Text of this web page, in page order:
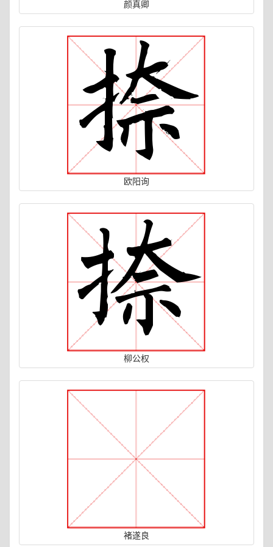
颜真卿
欧阳询
柳公权
褚遂良